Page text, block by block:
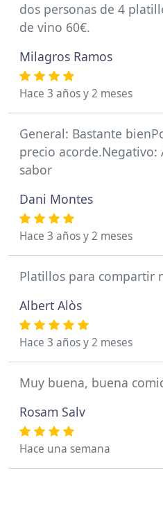
dos personas de 4
de vino 60€.
Milagros Ramos
Hace 3 años y 2 meses
General: Bastante
precio
sabor
Dani Montes
Hace 3 años y 2 meses
Platillos para compartir
Albert Alòs
Hace 3 años y 2 meses
Muy buena, buena
Rosam Salv
Hace una semana